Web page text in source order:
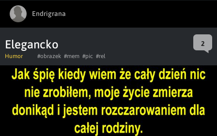
Endrigrana
Elegancko 2
Humor #obrazek #mem #pic #rel